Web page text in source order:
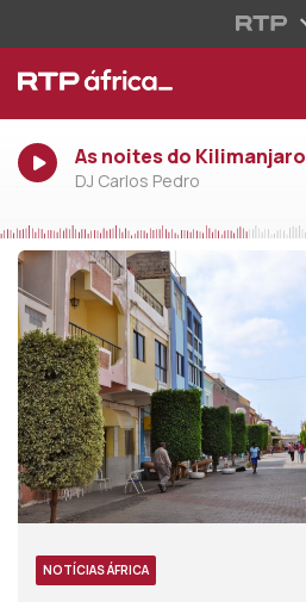
As noites do Kilimanjaro
DJ Carlos Pedro
NOTÍCIAS ÁFRICA